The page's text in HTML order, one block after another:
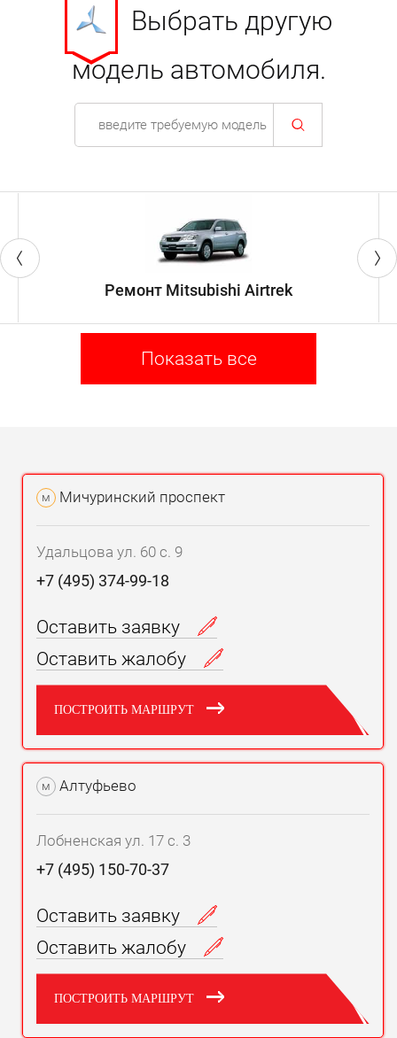
Выбрать другую
модель автомобиля.
Ремонт Mitsubishi Airtrek
Показать все
м Мичуринский проспект
Удальцова ул. 60 с. 9
+7 (495) 374-99-18
Оставить заявку
Оставить жалобу
ПОСТРОИТЬ МАРШРУТ
м Алтуфьево
Лобненская ул. 17 с. 3
+7 (495) 150-70-37
Оставить заявку
Оставить жалобу
ПОСТРОИТЬ МАРШРУТ